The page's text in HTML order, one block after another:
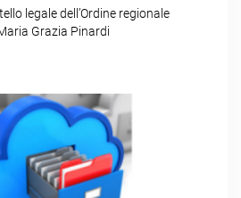
legale dell’Ordine regionale
Grazia Pinardi